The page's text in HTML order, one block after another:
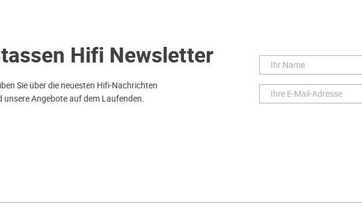
Hifi Newsletter
Sie über die neuesten Hifi-Nachrichten
unsere Angebote auf dem Laufenden.